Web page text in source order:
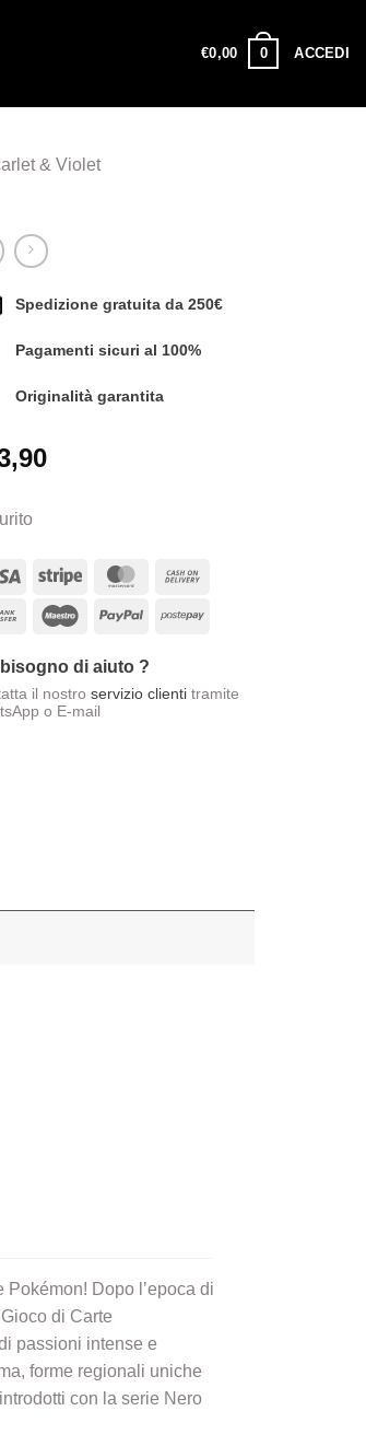
€0,00 0 ACCEDI
& Violet
Spedizione gratuita da 250€
Pagamenti sicuri al 100%
Originalità garantita
Visa Stripe MasterCard
Bank
MaestroPayPal Postepay
di aiuto ?
il nostro servizio clientitramite
o E-mail
Dopo l’epoca di
di Carte
passioni intense e
forme regionali uniche
con la serie Nero